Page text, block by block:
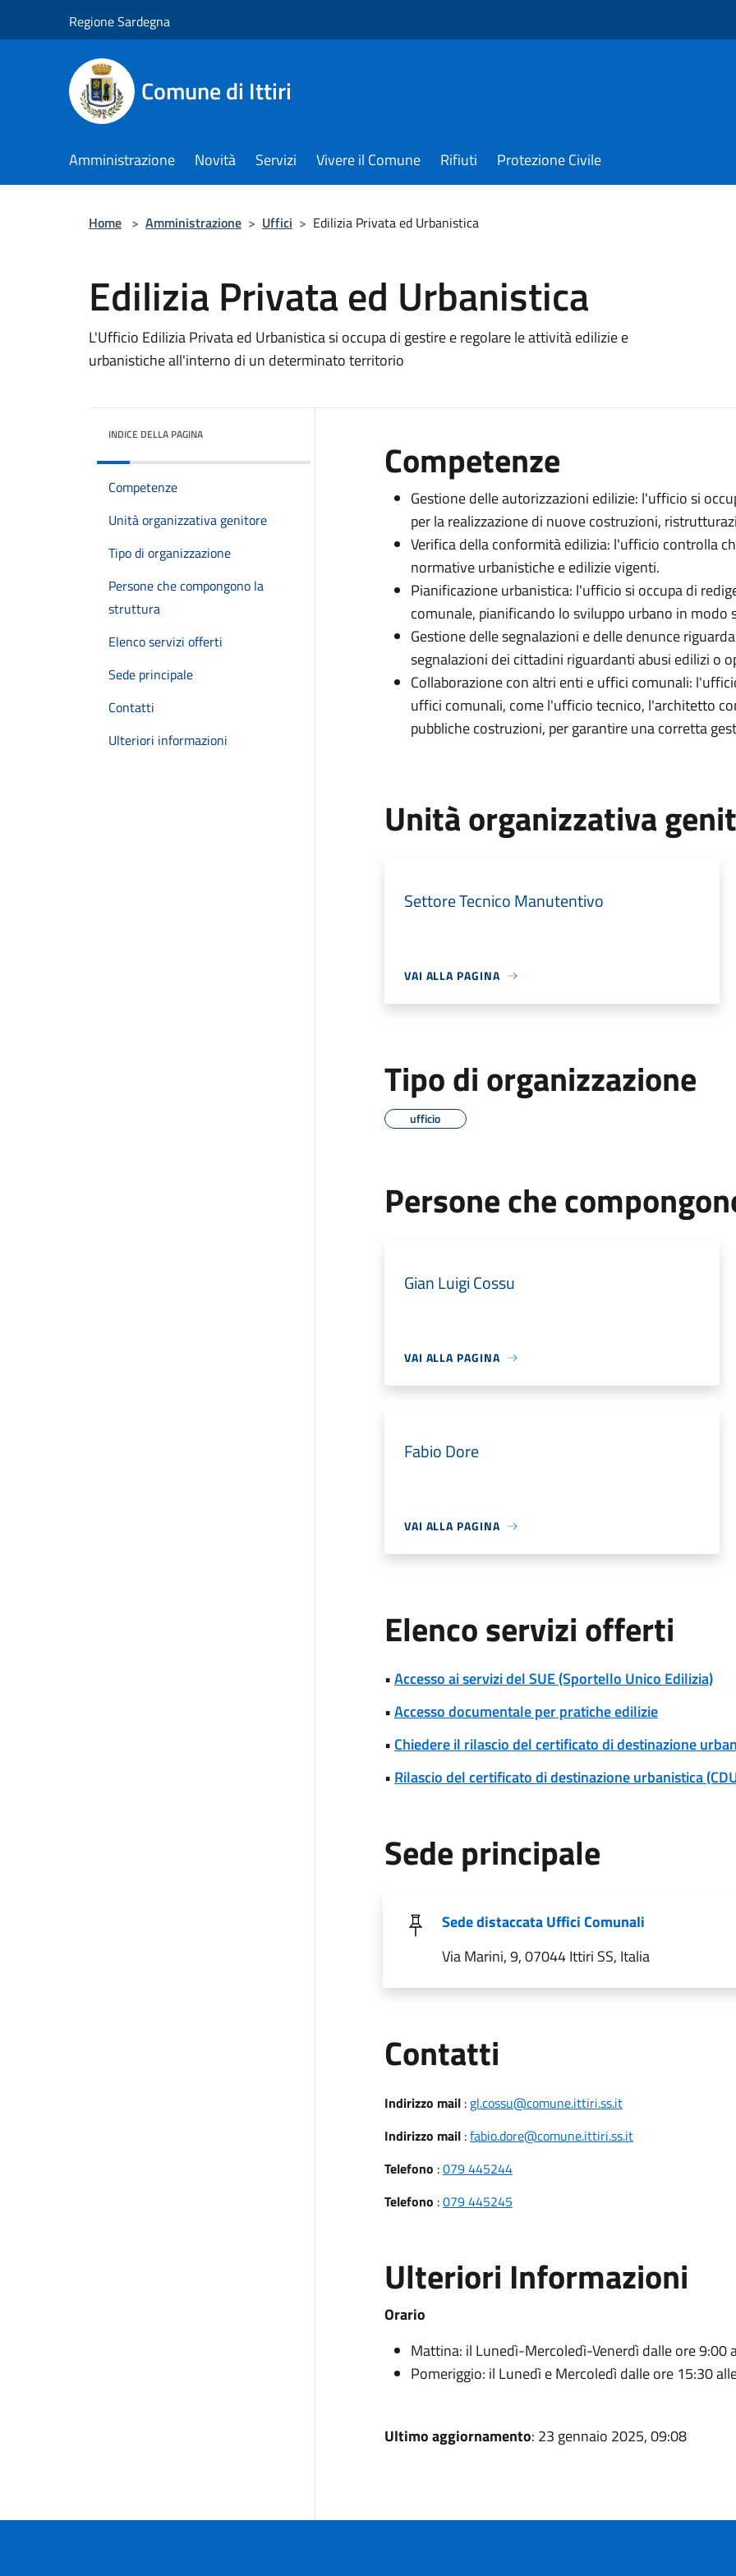
Regione Sardegna
Comune di Ittiri
Amministrazione Novità Servizi Vivere il Comune Rifiuti Protezione Civile
Home > Amministrazione > Uffici > Edilizia Privata ed Urbanistica
Edilizia Privata ed Urbanistica
L'Ufficio Edilizia Privata ed Urbanistica si occupa di gestire e regolare le attività edilizie e
urbanistiche all'interno di un determinato territorio
INDICE DELLA PAGINA
Competenze
Unità organizzativa genitore
Tipo di organizzazione
Persone che compongono la
struttura
Elenco servizi offerti
Sede principale
Contatti
Ulteriori informazioni
Competenze
Gestione delle autorizzazioni edilizie: l'ufficio si
per la realizzazione di nuove costruzioni,
Verifica della conformità edilizia: l'ufficio controlla
normative urbanistiche e edilizie vigenti.
Pianificazione urbanistica: l'ufficio si occupa di
comunale, pianificando lo sviluppo urbano in modo
Gestione delle segnalazioni e delle denunce
segnalazioni dei cittadini riguardanti abusi edilizi o
Collaborazione con altri enti e uffici comunali:
uffici comunali, come l'ufficio tecnico, l'architetto
pubbliche costruzioni, per garantire una corretta
Unità organizzativa
Settore Tecnico Manutentivo
VAI ALLA PAGINA
Tipo di organizzazione
ufficio
Persone che
Gian Luigi Cossu
VAI ALLA PAGINA
Fabio Dore
VAI ALLA PAGINA
Elenco servizi offerti
•Accesso ai servizi del SUE (Sportello Unico Edilizia)
•Accesso documentale per pratiche edilizie
• Chiedere il rilascio del certificato di destinazione
• Rilascio del certificato di destinazione urbanistica
Sede principale
Sede distaccata Uffici Comunali
Via Marini, 9, 07044 Ittiri SS, Italia
Contatti
Indirizzo mail: gl.cossu@comune.ittiri.ss.it
Indirizzo mail:fabio.dore@comune.ittiri.ss.it
Telefono :079 445244
Telefono :079 445245
Ulteriori Informazioni
Orario
Mattina: il Lunedì-Mercoledì-Venerdì dalle ore 9:00
Pomeriggio: il Lunedì e Mercoledì dalle ore 15:30
Ultimo aggiornamento: 23 gennaio 2025, 09:08